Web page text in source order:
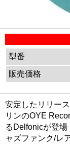
型番
販売価格
安定したリリー
リンのOYE
るDelfonicが登
ャズファンク/レ